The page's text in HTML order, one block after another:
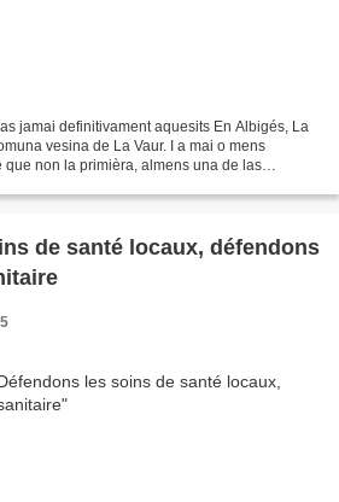
jamai definitivament aquesits En Albigés, La
vesina de La Vaur. I a mai o mens
que non la primièra, almens una de las
de santé locaux, défendons